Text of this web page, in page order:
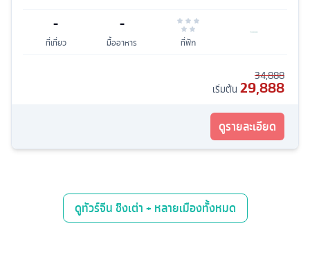
-
ที่เที่ยว
-
มื้ออาหาร ที่พัก
34,888
เริ่มต้น 29,888
ดูรายละเอียด
ดูทัวร์จีน ชิงเต่า + หลายเมืองทั้งหมด